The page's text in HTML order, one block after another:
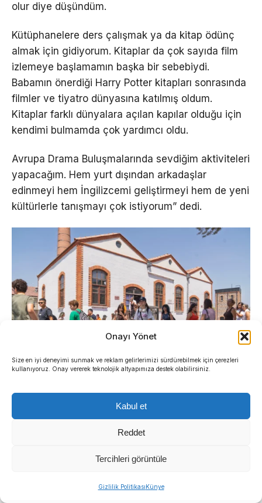
Onayı Yönet
Size en iyi deneyimi sunmak ve reklam gelirlerimizi sürdürebilmek için çerezleri
kullanıyoruz. Onay vererek teknolojik altyapımıza destek olabilirsiniz.
Kabul et
Reddet
Tercihleri görüntüle
Gizlilik PolitikasıKünye
olur diye düşündüm.
Kütüphanelere ders çalışmak ya da kitap ödünç
almak için gidiyorum. Kitaplar da çok sayıda film
izlemeye başlamamın başka bir sebebiydi.
Babamın önerdiği Harry Potter kitapları sonrasında
filmler ve tiyatro dünyasına katılmış oldum.
Kitaplar farklı dünyalara açılan kapılar olduğu için
kendimi bulmamda çok yardımcı oldu.
Avrupa Drama Buluşmalarında sevdiğim aktiviteleri
yapacağım. Hem yurt dışından arkadaşlar
edinmeyi hem İngilizcemi geliştirmeyi hem de yeni
kültürlerle tanışmayı çok istiyorum” dedi.
“SONUNA KADAR DESTEKÇİSİYİM”
Ece Karaarslan’ın babası Reşit Karaarslan ise
gerçekleştirilen ön çalışmalarda da kendisine eşlik